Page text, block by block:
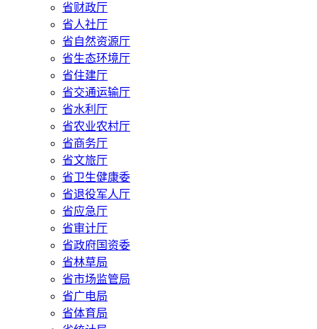
省财政厅
省人社厅
省自然资源厅
省生态环境厅
省住建厅
省交通运输厅
省水利厅
省农业农村厅
省商务厅
省文旅厅
省卫生健康委
省退役军人厅
省应急厅
省审计厅
省政府国资委
省林草局
省市场监管局
省广电局
省体育局